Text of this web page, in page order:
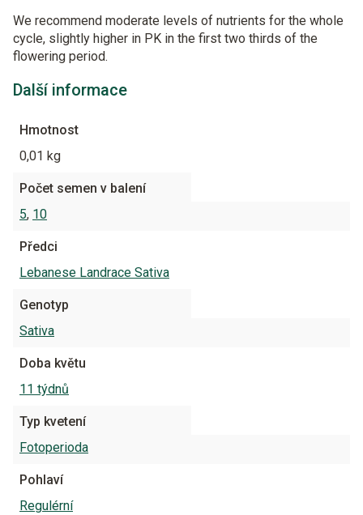
We recommend moderate levels of nutrients for the whole
cycle, slightly higher in PK in the first two thirds of the
flowering period.
Další informace
Hmotnost
0,01 kg
Počet semen v balení
5, 10
Předci
Lebanese Landrace Sativa
Genotyp
Sativa
Doba květu
11 týdnů
Typ kvetení
Fotoperioda
Pohlaví
Regulérní